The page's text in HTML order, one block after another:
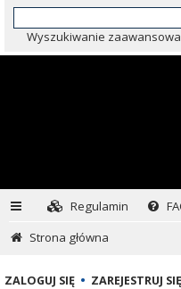
Wyszukiwanie
Regulamin
Strona główna
ZALOGUJ SIĘ • ZAREJESTRUJ SIĘ